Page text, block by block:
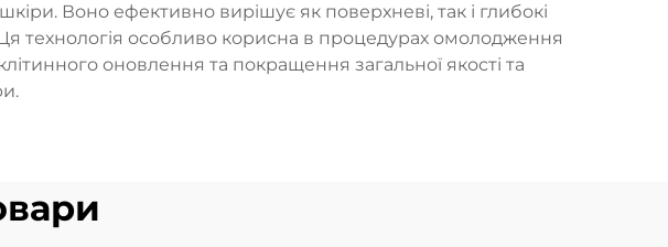
Воно ефективно вирішує як поверхневі, так і глибокі
технологія особливо корисна в процедурах омолодження
оновлення та покращення загальної якості та